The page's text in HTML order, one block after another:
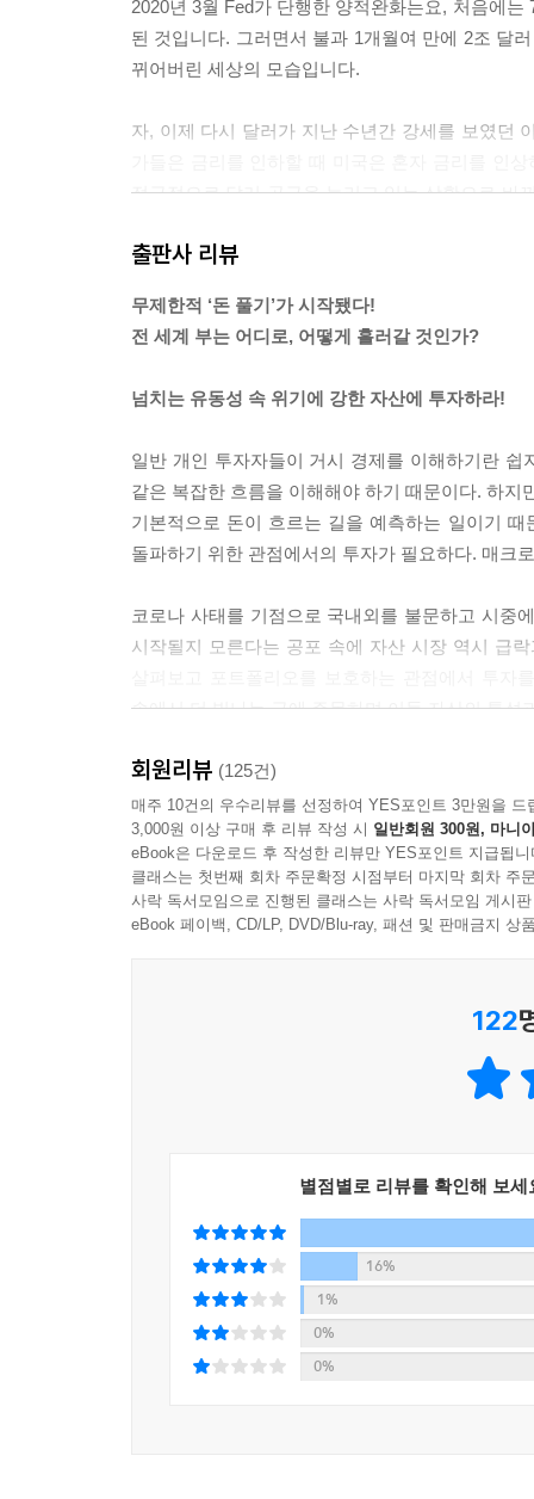
2020년 3월 Fed가 단행한 양적완화는요, 처음에
된 것입니다. 그러면서 불과 1개월여 만에 2조 달
뀌어버린 세상의 모습입니다.
자, 이제 다시 달러가 지난 수년간 강세를 보였던
적극적으로 달러 공급을 늘리고 있는 상황으로 바
--- p.88
외국인 투자자들은 환율 변동이 크지 않은 국가
단행하지 않았죠. 달러 초강세 국면에서도 마구잡
라 쌓아가는 거겠죠. 한국 국채에 대한 안정적인
--- p.134~135
달러는요, 글로벌 안전 자산 중 하나입니다. 안전
을 대비하는 자산이라고 생각하시면 됩니다. 조금
런데 달러의 경우는 20% 오를 때 다른 자산들이
--- p.154
모르니 현금을 최대한 확보해두자’라고요. (중략)
anic Selling)이 나옵니다. 주식시장은 급전직하를
상당한 방어력을 보여줘야 하는데 온스당 1,700
전 자산이라고 하기는 어렵겠다는 생각을 굳히게
그럼 안전 자산이 뭔데? 저런 투매가 일어나는
시장의 흔들림 속에서 Fed는 어떤 선택을 했을
해주었으니 아이가 방긋 웃지 않았을까요? 네, 긴
그리고 하나 더 있습니다. 금리 인하라는 말씀을
어져온 미국 금리 인상 사이클로 인해 가장 크게
다는 소식이 들려온 거죠. 그럼 그동안 억눌려 있
--- p.275
출판사 리뷰
무제한적 ‘돈 풀기’가 시작됐다!
전 세계 부는 어디로, 어떻게 흘러갈 것인가?
넘치는 유동성 속 위기에 강한 자산에 투자하라!
일반 개인 투자자들이 거시 경제를 이해하기란
같은 복잡한 흐름을 이해해야 하기 때문이다. 하
기본적으로 돈이 흐르는 길을 예측하는 일이기
돌파하기 위한 관점에서의 투자가 필요하다. 매크
코로나 사태를 기점으로 국내외를 불문하고 시중
시작될지 모른다는 공포 속에 자산 시장 역시 급
속에서 더 빛나는 금에 주목하며 이들 자산의 특
전작 『앞으로 3년 경제전쟁의 미래』에서 금리
속에서 어디에 어떻게 자산을 배분하면 좋을지,
사지 말라 같은 단편적인 이야기만 담고 끝내지
특징은 무엇인지, 이를 바탕으로 어떻게 포트폴리
국내 최고의 경제 유튜브 채널 [경제의 신과 함께]
코로나 같은 예상치 못한 위기가 또 찾아온다면?
미중 무역 전쟁의 향방은?
미래를 예측한다는 것은 전문가들에게도 매우
때문이다. 우리는 지금 한 번도 가지 않은 길 앞
있다는 얘기다. 그러므로 이에 대한 효율적 대
회원리뷰 (125건)
매주 10건의 우수리뷰를 선정하여 YES포인트 3만원을 드
3,000원 이상 구매 후 리뷰 작성 시 일반회원 300원, 마니
eBook은 다운로드 후 작성한 리뷰만 YES포인트 지급됩니
클래스는 첫번째 회차 주문확정 시점부터 마지막 회차 주
사락 독서모임으로 진행된 클래스는 사락 독서모임 게시
eBook 페이백, CD/LP, DVD/Blu-ray, 패션 및 판매금지 상
122
별점별로 리뷰를 확인해 보세
16%
1%
0%
0%